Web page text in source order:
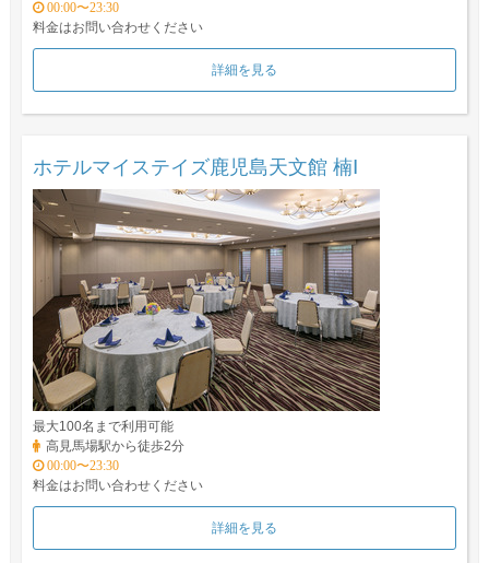
00:00〜23:30
料金はお問い合わせください
詳細を見る
ホテルマイステイズ鹿児島天文館 楠Ⅰ
最大100名まで利用可能
高見馬場駅から徒歩2分
00:00〜23:30
料金はお問い合わせください
詳細を見る